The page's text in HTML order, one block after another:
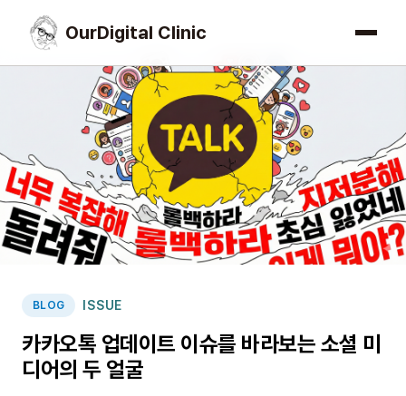
OurDigital Clinic
BLOG ISSUE
카카오톡 업데이트 이슈를 바라보는 소셜 미
디어의 두 얼굴